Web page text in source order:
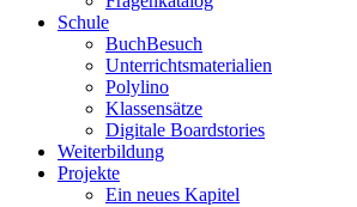
Schule
BuchBesuch
Unterrichtsmaterialien
Polylino
Klassensätze
Digitale Boardstories
Weiterbildung
Projekte
Ein neues Kapitel